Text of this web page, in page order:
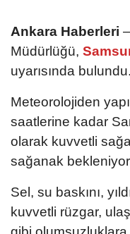
Ankara Haberleri
Müdürlüğü,
uyarısında bulundu.
Meteorolojiden
saatlerine kadar
olarak kuvvetli
sağanak
Sel, su baskını,
kuvvetli rüzgar,